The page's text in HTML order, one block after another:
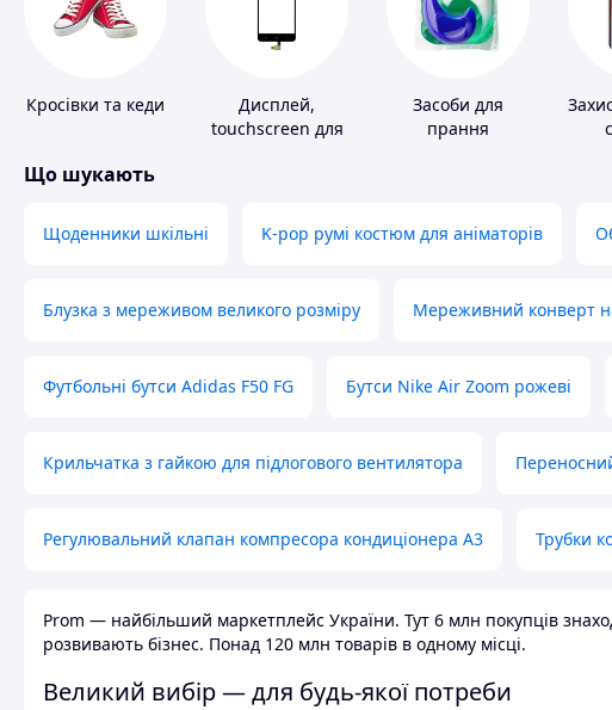
Кросівки та кеди
Дисплей,
touchscreen для
Засоби для
прання
Що шукають
Щоденники шкільні K-pop румі костюм для аніматорів
Блузка з мереживом великого розміру Мереживний конверт
Футбольні бутси Adidas F50 FG Бутси Nike Air Zoom рожеві
Крильчатка з гайкою для підлогового вентилятора
Регулювальний клапан компресора кондиціонера А3 Трубки
Prom — найбільший маркетплейс України. Тут 6 млн покупців
розвивають бізнес. Понад 120 млн товарів в одному місці.
Великий вибір — для будь-якої потреби